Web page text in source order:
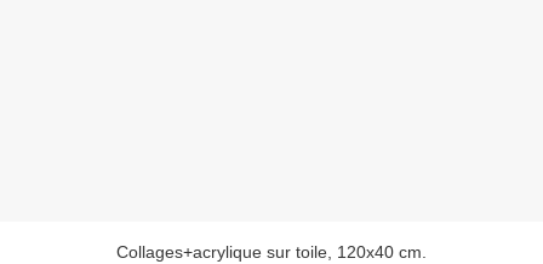
Collages+acrylique sur toile, 120x40 cm.